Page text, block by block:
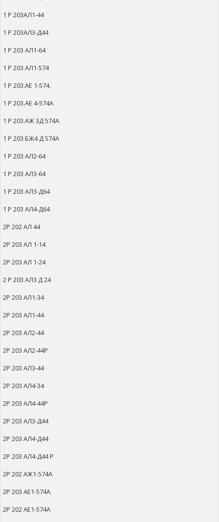
1 Р 203АЛ1-44
1 Р 203АЛ3-Д44
1 Р 203 АЛ1-64
1 Р 203 АЛ1-574
1 Р 203.АЕ 1-574.
1 Р 203.АЕ 4-574А
1 Р 203.АЖ 3Д 574А
1 Р 203 БЖ4 Д 574А
1 Р 203 АЛ2-64
1 Р 203 АЛ3-64
1 Р 203 АЛ3-Д64
1 Р 203 АЛ4-Д64
2Р 202 АЛ 44
2Р 203 АЛ 1-14
2Р 203 АЛ 1-24
2 Р 203 АЛ3 Д 24
2Р 203 АЛ1-34
2Р 203 АЛ1-44
2Р 203 АЛ2-44
2Р 203 АЛ2-44Р
2Р 203 АЛ3-44
2Р 203 АЛ4-34
2Р 203 АЛ4-44Р
2Р 203 АЛ3-Д44
2Р 203 АЛ4-Д44
2Р 203 АЛ4-Д44 Р
2Р 202 АЖ1-574А
2Р 203 АЕ1-574А
2Р 202 АЕ1-574А